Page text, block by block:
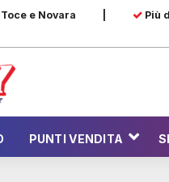
e Novara
Più
PUNTI VENDITA